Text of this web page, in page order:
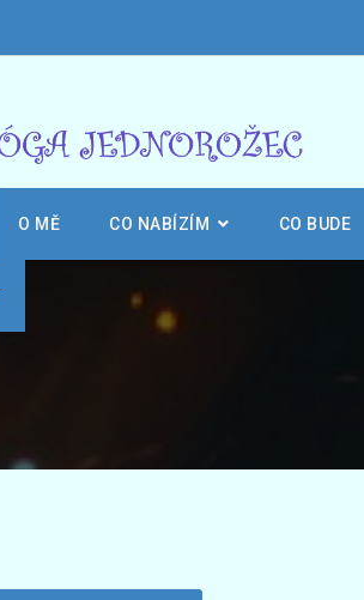
O MĚ CO NABÍZÍM CO BUDE